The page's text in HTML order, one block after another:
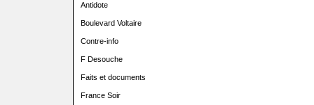
Antidote
Boulevard Voltaire
Contre-info
F Desouche
Faits et documents
France Soir